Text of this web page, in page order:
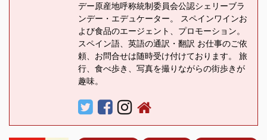
デー原産地呼称統制委員会公認シェリーブラ
ンデー・エデュケーター。 スペインワインお
よび食品のエージェント、プロモーション。
スペイン語、英語の通訳・翻訳 お仕事のご依
頼、お問合せは随時受け付けております。 旅
行、食べ歩き、写真を撮りながらの街歩きが
趣味。